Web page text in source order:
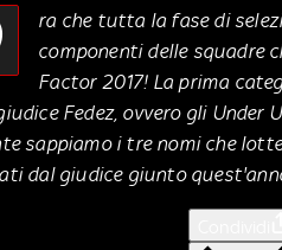
2017
ra che tutta la fase di
componenti delle squadre
Factor 2017! La prima
Fedez, ovvero gli Under
sappiamo i tre nomi che
dal giudice giunto